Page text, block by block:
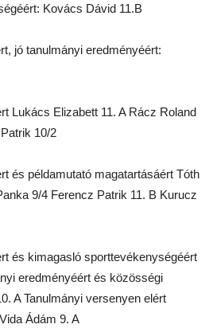
Kovács Dávid 11.B
jó tanulmányi eredményéért:
Lukács Elizabett 11. A Rácz Roland
10/2
és példamutató magatartásáért Tóth
9/4 Ferencz Patrik 11. B Kurucz
és kimagasló sporttevékenységéért
eredményéért és közösségi
A Tanulmányi versenyen elért
Ádám 9. A